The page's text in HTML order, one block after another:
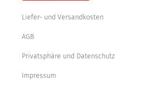
Liefer- und Versandkosten
AGB
Privatsphäre und Datenschutz
Impressum